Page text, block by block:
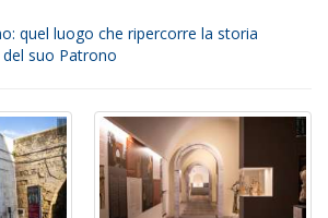
quel luogo che ripercorre la storia
suo Patrono